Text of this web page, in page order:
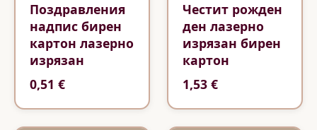
Поздравления
надпис бирен
картон лазерно
изрязан
0,51 €
Честит рожден
ден лазерно
изрязан бирен
картон
1,53 €